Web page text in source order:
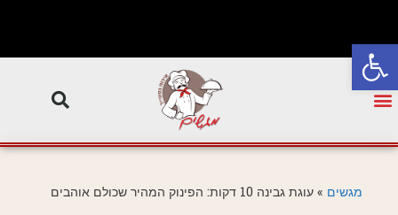
פתח סרגל נגישות
מגשים » עוגת גבינה 10 דקות: הפינוק המהיר שכולם אוהבים